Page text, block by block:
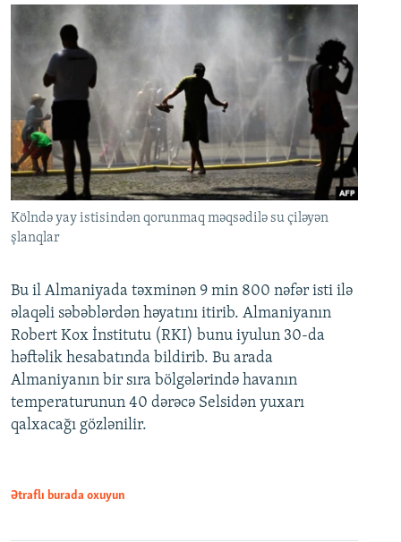
Kölndə yay istisindən qorunmaq məqsədilə su çiləyən
şlanqlar
Bu il Almaniyada təxminən 9 min 800 nəfər isti ilə
əlaqəli səbəblərdən həyatını itirib. Almaniyanın
Robert Kox İnstitutu (RKI) bunu iyulun 30-da
həftəlik hesabatında bildirib. Bu arada
Almaniyanın bir sıra bölgələrində havanın
temperaturunun 40 dərəcə Selsidən yuxarı
qalxacağı gözlənilir.
Ətraflı burada oxuyun